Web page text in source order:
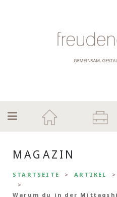
MAGAZIN
STARTSEITE ARTIKEL
Warum du in der